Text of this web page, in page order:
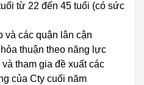
từ 22 đến 45 tuổi (có sức
và các quận lân cận
thuận theo năng lực
tham gia đề xuất các
của Cty cuối năm